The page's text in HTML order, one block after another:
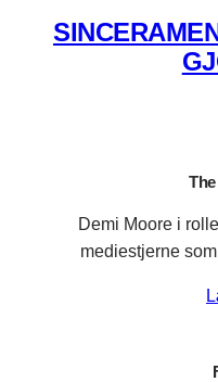
Demi Moore i
mediestjerne